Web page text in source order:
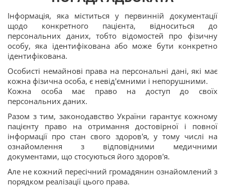
Інформація, яка міститься у первинній документації
щодо конкретного пацієнта, відноситься до
персональних даних, тобто відомостей про фізичну
особу, яка ідентифікована або може бути конкретно
ідентифікована.
Особисті немайнові права на персональні дані, які має
кожна фізична особа, є невід'ємними і непорушними.
Кожна особа має право на доступ до своїх
персональних даних.
Разом з тим, законодавство України гарантує кожному
пацієнту право на отримання достовірної і повної
інформації про стан свого здоров'я, у тому числі на
ознайомлення з відповідними медичними
документами, що стосуються його здоров'я.
Але не кожний пересічний громадянин ознайомлений з
порядком реалізації цього права.